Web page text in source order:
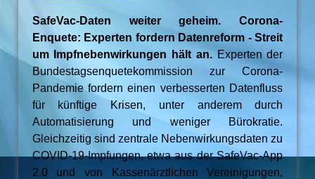
SafeVac-Daten weiter geheim. Corona-
Enquete: Experten fordern Datenreform - Streit
um Impfnebenwirkungen hält an. Experten der
Bundestagsenquetekommission zur Corona-
Pandemie fordern einen verbesserten Datenfluss
für künftige Krisen, unter anderem durch
Automatisierung und weniger Bürokratie.
Gleichzeitig sind zentrale Nebenwirkungsdaten zu
COVID-19-Impfungen, etwa aus der SafeVac-App
2.0 und von Kassenärztlichen Vereinigungen,